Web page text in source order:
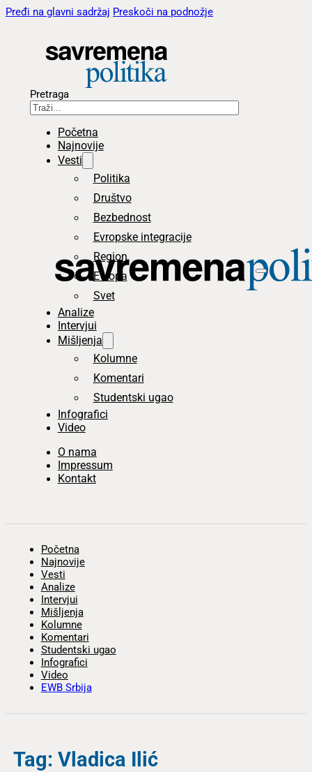
Pređi na glavni sadržaj Preskoči na podnožje
Pretraga
Početna
Najnovije
Vesti
Politika
Društvo
Bezbednost
Evropske integracije
Region
Evropa
Svet
Analize
Intervjui
Mišljenja
Kolumne
Komentari
Studentski ugao
Infografici
Video
O nama
Impressum
Kontakt
Početna
Najnovije
Vesti
Analize
Intervjui
Mišljenja
Kolumne
Komentari
Studentski ugao
Infografici
Video
EWB Srbija
Tag: Vladica Ilić